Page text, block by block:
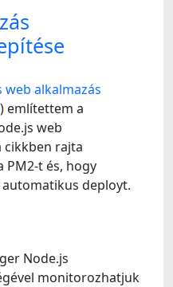
web alkalmazás
) említettem a
web
cikkben rajta
t és, hogy
deployt.
Node.js
monitorozhatjuk